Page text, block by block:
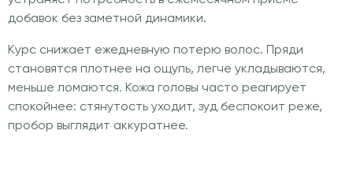
добавок без заметной динамики.
Курс снижает ежедневную потерю волос. Пряди
становятся плотнее на ощупь, легче укладываются,
меньше ломаются. Кожа головы часто реагирует
спокойнее: стянутость уходит, зуд беспокоит реже,
пробор выглядит аккуратнее.